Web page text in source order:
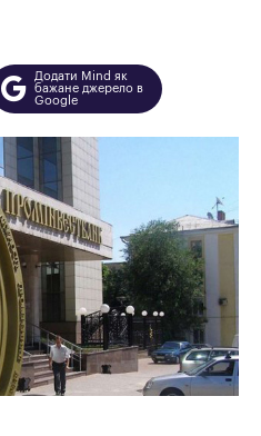
Додати Mind як
бажане джерело в
Google